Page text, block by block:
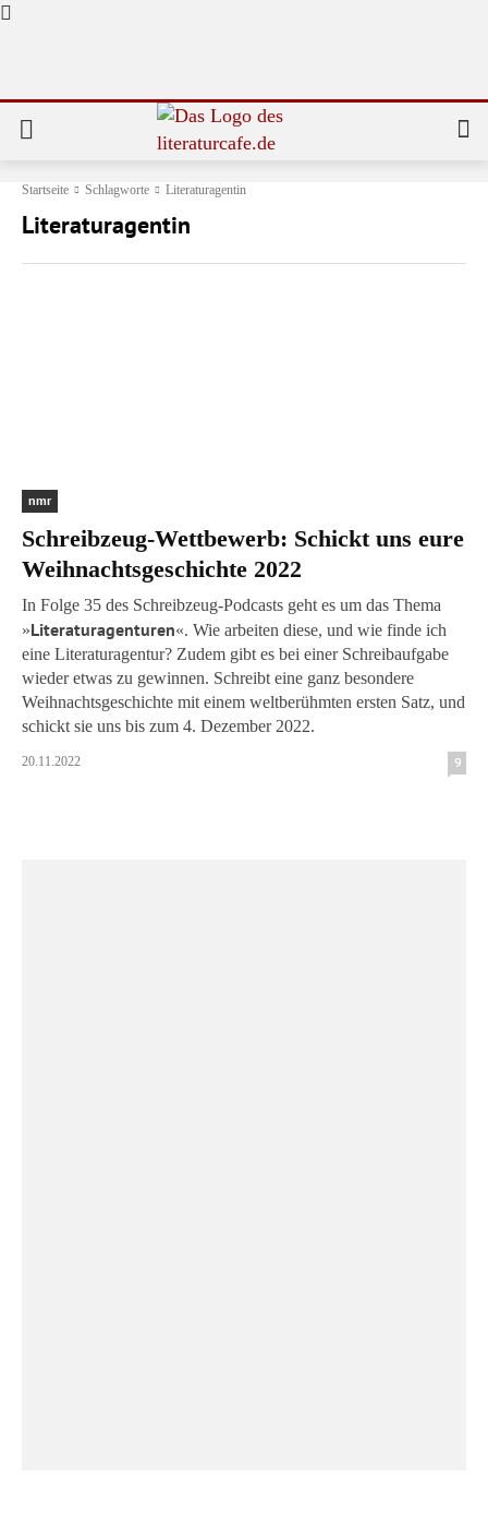
Startseite Schlagworte Literaturagentin
Literaturagentin
nmr
Schreibzeug-Wettbewerb: Schickt uns eure
Weihnachtsgeschichte 2022
In Folge 35 des Schreibzeug-Podcasts geht es um das Thema
»Literaturagenturen«. Wie arbeiten diese, und wie finde ich
eine Literaturagentur? Zudem gibt es bei einer Schreibaufgabe
wieder etwas zu gewinnen. Schreibt eine ganz besondere
Weihnachtsgeschichte mit einem weltberühmten ersten Satz, und
schickt sie uns bis zum 4. Dezember 2022.
20.11.2022 9